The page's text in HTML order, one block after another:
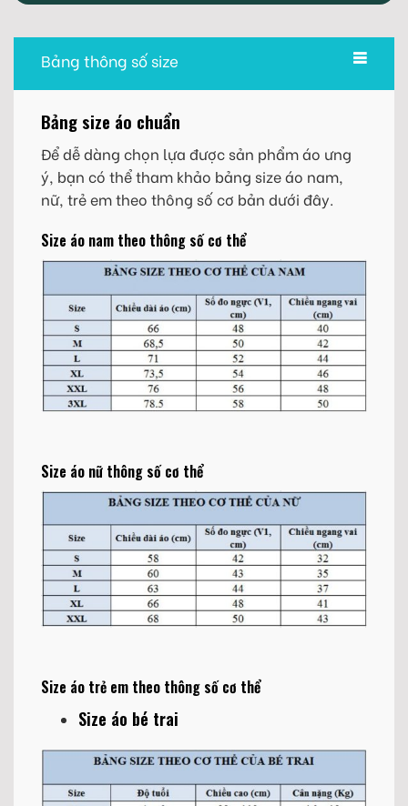
Bảng thông số size
Bảng size áo chuẩn
Để dễ dàng chọn lựa được sản phẩm áo ưng
ý, bạn có thể tham khảo bảng size áo nam,
nữ, trẻ em theo thông số cơ bản dưới đây.
Size áo nam theo thông số cơ thể
Size áo nữ thông số cơ thể
Size áo trẻ em theo thông số cơ thể
Size áo bé trai